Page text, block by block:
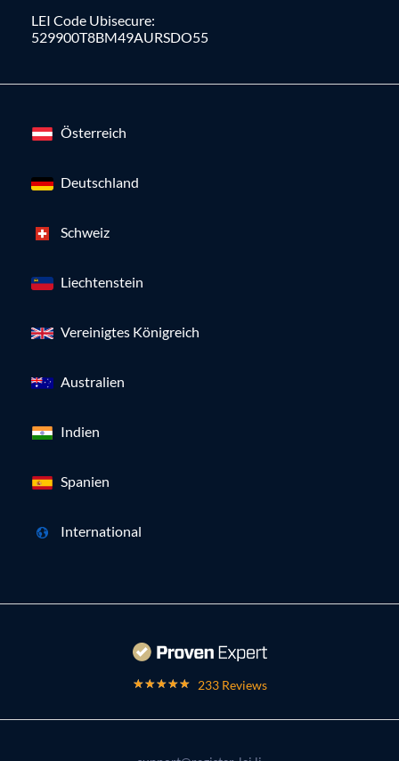
LEI Code Ubisecure:
529900T8BM49AURSDO55
Österreich
Deutschland
Schweiz
Liechtenstein
Vereinigtes Königreich
Australien
Indien
Spanien
International
233 Reviews